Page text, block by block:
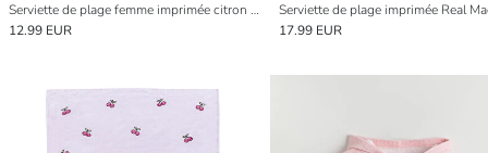
Serviette de plage femme imprimée citron 70x150 cm
12.99 EUR
17.99 EUR